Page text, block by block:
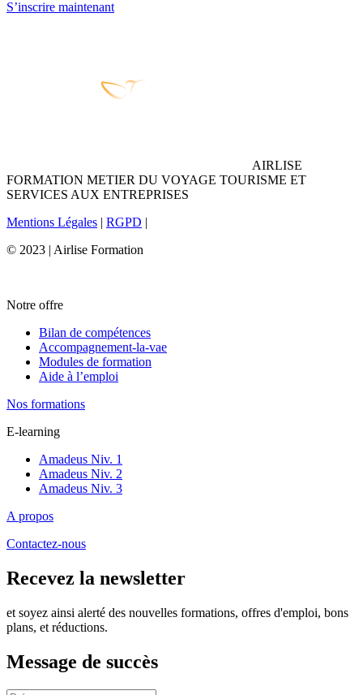
S’inscrire maintenant
AIRLISE
FORMATION METIER DU VOYAGE TOURISME ET
SERVICES AUX ENTREPRISES
Mentions Légales | RGPD |
© 2023 | Airlise Formation
Notre offre
Bilan de compétences
Accompagnement-la-vae
Modules de formation
Aide à l’emploi
Nos formations
E-learning
Amadeus Niv. 1
Amadeus Niv. 2
Amadeus Niv. 3
A propos
Contactez-nous
Recevez la newsletter
et soyez ainsi alerté des nouvelles formations, offres d'emploi, bons
plans, et réductions.
Message de succès